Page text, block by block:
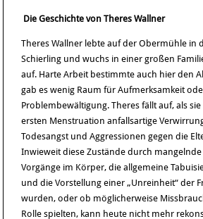
Die Geschichte von Theres Wallner
Theres Wallner lebte auf der Obermühle in
Schierling und wuchs in einer großen
auf. Harte Arbeit bestimmte auch hier den
gab es wenig Raum für Aufmerksamkeit
Problembewältigung. Theres fällt auf, als
ersten Menstruation anfallsartige
Todesangst und Aggressionen gegen die
Inwieweit diese Zustände durch
Vorgänge im Körper, die allgemeine
und die Vorstellung einer „Unreinheit“ der
wurden, oder ob möglicherweise
Rolle spielten, kann heute nicht mehr